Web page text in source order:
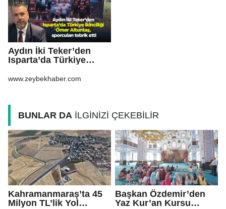
Aydın İki Teker’den
Isparta’da Türkiye
Altuntaş, sporcuları
www.zeybekhaber.com
BUNLAR DA İLGİNİZİ ÇEKEBİLİR
Kahramanmaraş’ta 45
Milyon TL’lik Yol
Başkan Özdemir’den
Yaz Kur’an Kursu